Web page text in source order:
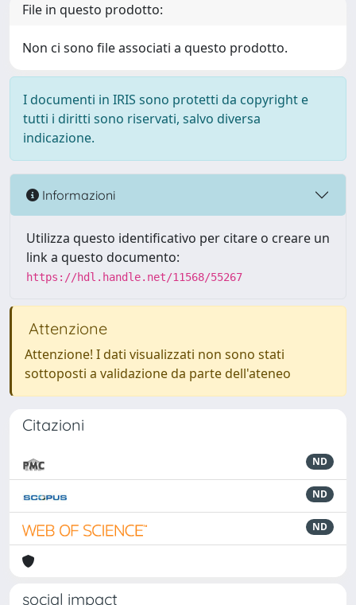
File in questo prodotto:
Non ci sono file associati a questo prodotto.
I documenti in IRIS sono protetti da copyright e
tutti i diritti sono riservati, salvo diversa
indicazione.
Informazioni
Utilizza questo identificativo per citare o creare un
link a questo documento:
https://hdl.handle.net/11568/55267
Attenzione
Attenzione! I dati visualizzati non sono stati
sottoposti a validazione da parte dell'ateneo
Citazioni
ND
ND
ND
social impact